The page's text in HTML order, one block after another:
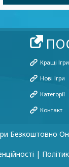
Безкоштовно
|